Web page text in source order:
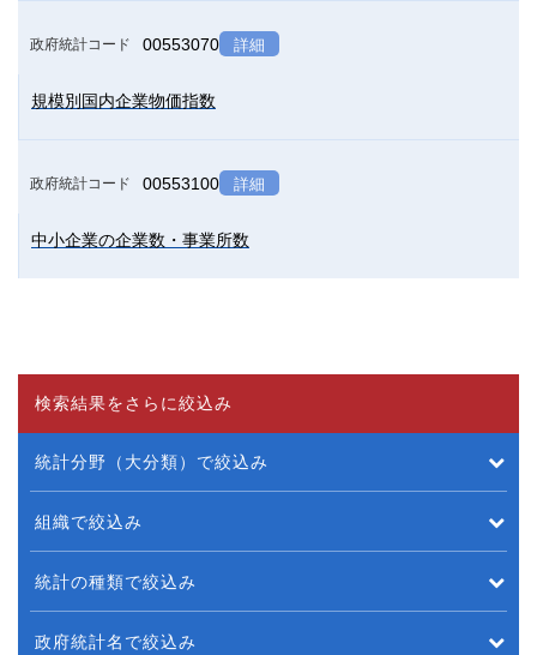
政府統計コード 00553070 詳細
規模別国内企業物価指数
政府統計コード 00553100 詳細
中小企業の企業数・事業所数
検索結果をさらに絞込み
統計分野（大分類）で絞込み
組織で絞込み
統計の種類で絞込み
政府統計名で絞込み